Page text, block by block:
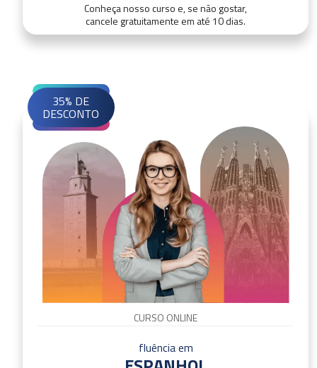
Conheça nosso curso e, se não gostar,
cancele gratuitamente em até 10 dias.
CURSO ONLINE
fluência em
35% DE
DESCONTO